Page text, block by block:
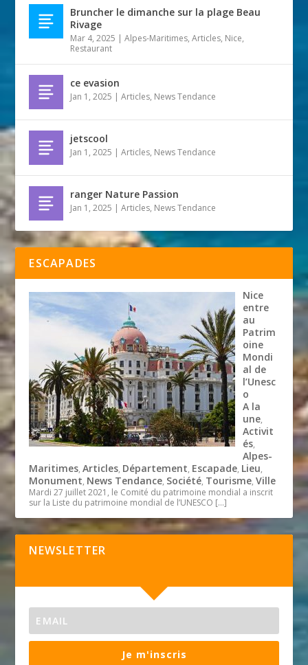
Bruncher le dimanche sur la plage Beau
Rivage
Mar 4, 2025 |Alpes-Maritimes,Articles, Nice,
Restaurant
ce evasion
Jan 1, 2025 |Articles, News Tendance
jetscool
Jan 1, 2025 |Articles, News Tendance
ranger Nature Passion
Jan 1, 2025 |Articles, News Tendance
ESCAPADES
Nice
entre
au
Patrim
oine
Mondi
al de
l’Unesc
o
A la
une,
Activit
és,
Alpes-
Maritimes,Articles, Département, Escapade, Lieu,
Monument, News Tendance, Société, Tourisme,Ville
Mardi 27 juillet 2021, le Comité du patrimoine mondial a inscrit
sur la Liste du patrimoine mondial de l’UNESCO […]
NEWSLETTER
Je m'inscris